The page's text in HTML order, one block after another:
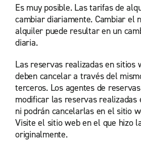
Es muy posible. Las tarifas de
cambiar diariamente. Cambiar el
alquiler puede resultar en un
diaria.
Las reservas realizadas en sitios
deben cancelar a través del
terceros. Los agentes de
modificar las reservas realizadas
ni podrán cancelarlas en el sitio
Visite el sitio web en el que hizo
originalmente.